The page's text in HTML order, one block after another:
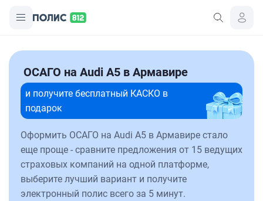
ОСАГО на Audi A5 в Армавире
и получите бесплатный КАСКО в
подарок
Оформить ОСАГО на Audi A5 в Армавире стало
еще проще - сравните предложения от 15 ведущих
страховых компаний на одной платформе,
выберите лучший вариант и получите
электронный полис всего за 5 минут.